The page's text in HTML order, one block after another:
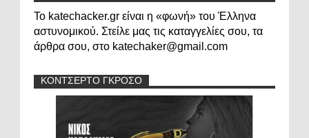
Το katechacker.gr είναι η «φωνή» του Έλληνα
αστυνομικού. Στείλε μας τις καταγγελίες σου, τα
άρθρα σου, στο katechaker@gmail.com
ΚΟΝΤΣΕΡΤΟ ΓΚΡΟΣΟ